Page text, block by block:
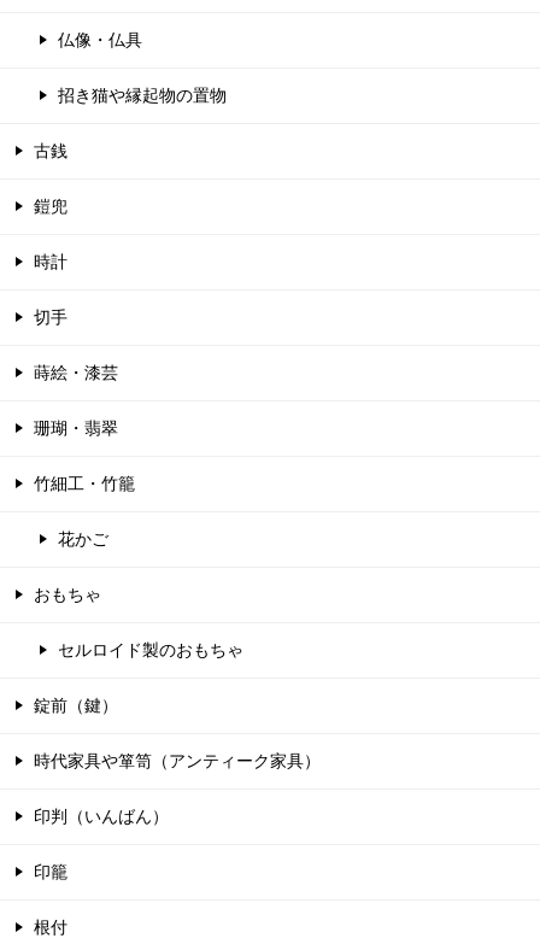
仏像・仏具
招き猫や縁起物の置物
古銭
鎧兜
時計
切手
蒔絵・漆芸
珊瑚・翡翠
竹細工・竹籠
花かご
おもちゃ
セルロイド製のおもちゃ
錠前（鍵）
時代家具や箪笥（アンティーク家具）
印判（いんばん）
印籠
根付